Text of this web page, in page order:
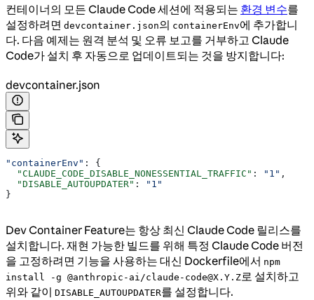
컨테이너의 모든 Claude Code 세션에 적용되는 환경 변수를
설정하려면 devcontainer.json의 containerEnv에 추가합니
다. 다음 예제는 원격 분석 및 오류 보고를 거부하고 Claude
Code가 설치 후 자동으로 업데이트되는 것을 방지합니다:
devcontainer.json
"containerEnv" : {
  "CLAUDE_CODE_DISABLE_NONESSENTIAL_TRAFFIC"
: "1" ,
  "DISABLE_AUTOUPDATER"
:
"1"
}
Dev Container Feature는 항상 최신 Claude Code 릴리스를
설치합니다. 재현 가능한 빌드를 위해 특정 Claude Code 버전
을 고정하려면 기능을 사용하는 대신 Dockerfile에서 npm
install -g @anthropic-ai/claude-code@X.Y.Z로 설치하고
위와 같이 DISABLE_AUTOUPDATER를 설정합니다.